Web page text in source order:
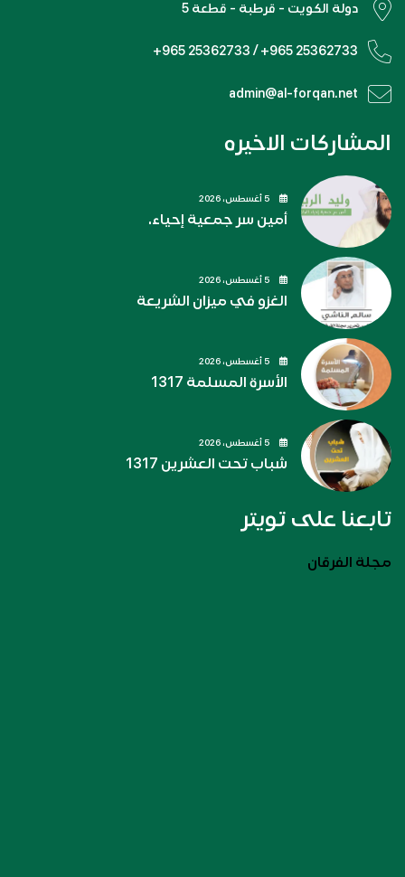
دولة الكويت - قرطبة - قطعة 5
+965 25362733 / +965 25362733
admin@al-forqan.net
المشاركات الاخيره
أمين سر جمعية إحياء.
الغزو في ميزان الشريعة
الأسرة المسلمة 1317
شباب تحت العشرين 1317
تابعنا على تويتر
مجلة الفرقان